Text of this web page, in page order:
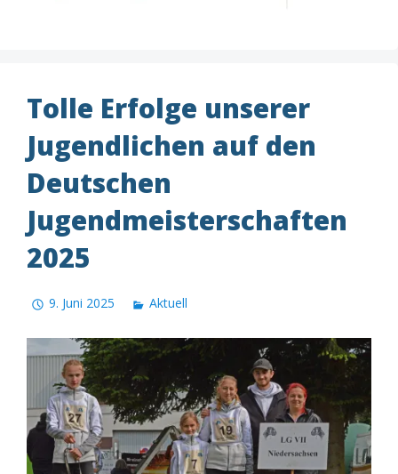
Tolle Erfolge unserer
Jugendlichen auf den
Deutschen
Jugendmeisterschaften
2025
9. Juni 2025 Aktuell